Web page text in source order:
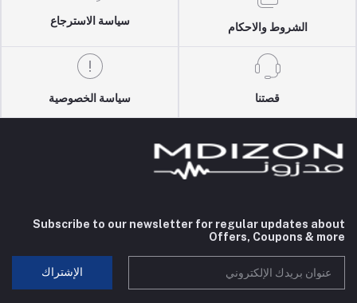
الشروط والاحكام
سياسة الاسترجاع
قصتنا سياسة الخصوصية
Subscribe to our newsletter for regular updates about
Offers, Coupons & more
الإشتراك